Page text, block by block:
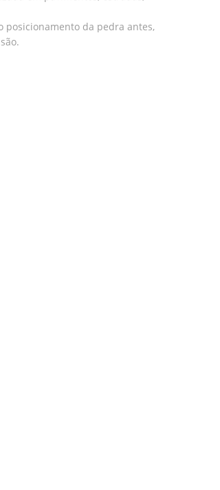
posicionamento da pedra antes,